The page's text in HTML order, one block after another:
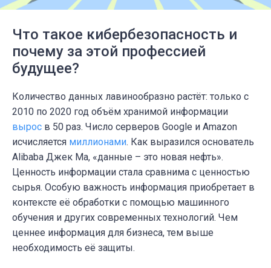
Что такое кибербезопасность и
почему за этой профессией
будущее?
Количество данных лавинообразно растёт: только с
2010 по 2020 год объём хранимой информации
вырос в 50 раз. Число серверов Google и Amazon
исчисляется миллионами. Как выразился основатель
Alibaba Джек Ма, «данные – это новая нефть».
Ценность информации стала сравнима с ценностью
сырья. Особую важность информация приобретает в
контексте её обработки с помощью машинного
обучения и других современных технологий. Чем
ценнее информация для бизнеса, тем выше
необходимость её защиты.